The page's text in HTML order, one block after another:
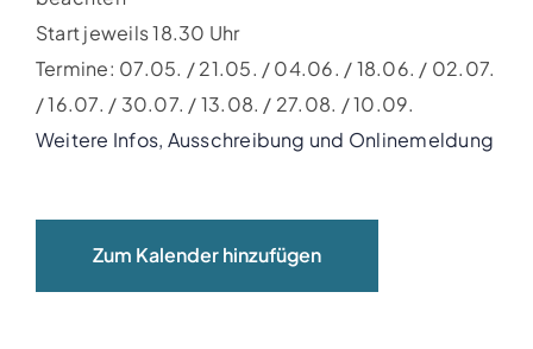
Clubhaus
Sponsoren
Start jeweils 18.30 Uhr
Termine: 07.05. / 21.05. / 04.06. / 18.06. / 02.07.
/ 16.07. / 30.07. / 13.08. / 27.08. / 10.09.
Weitere Infos, Ausschreibung und Onlinemeldung
Zum Kalender hinzufügen